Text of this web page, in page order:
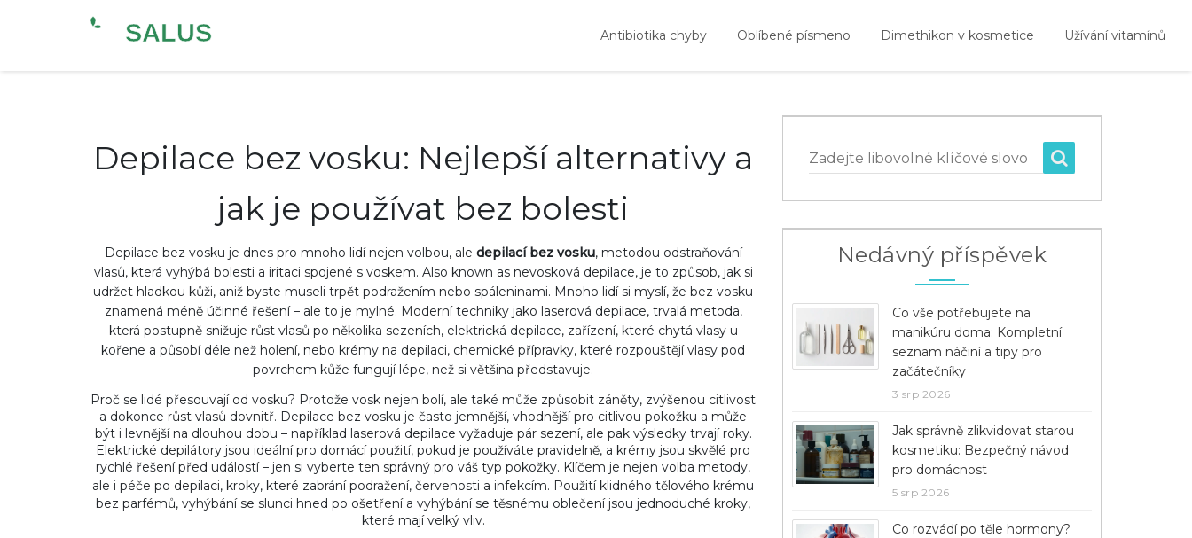
Antibiotika chyby Oblíbené písmeno Dimethikon v kosmetice Užívání vitamínů
Depilace bez vosku: Nejlepší alternativy a
jak je používat bez bolesti
Depilace bez vosku je dnes pro mnoho lidí nejen volbou, ale depilací bez vosku, metodou odstraňování
vlasů, která vyhýbá bolesti a iritaci spojené s voskem. Also known as nevosková depilace, je to způsob, jak si
udržet hladkou kůži, aniž byste museli trpět podražením nebo spáleninami. Mnoho lidí si myslí, že bez vosku
znamená méně účinné řešení – ale to je mylné. Moderní techniky jako laserová depilace, trvalá metoda,
která postupně snižuje růst vlasů po několika sezeních, elektrická depilace, zařízení, které chytá vlasy u
kořene a působí déle než holení, nebo krémy na depilaci, chemické přípravky, které rozpouštějí vlasy pod
povrchem kůže fungují lépe, než si většina představuje.
Proč se lidé přesouvají od vosku? Protože vosk nejen bolí, ale také může způsobit záněty, zvýšenou citlivost
a dokonce růst vlasů dovnitř. Depilace bez vosku je často jemnější, vhodnější pro citlivou pokožku a může
být i levnější na dlouhou dobu – například laserová depilace vyžaduje pár sezení, ale pak výsledky trvají roky.
Elektrické depilátory jsou ideální pro domácí použití, pokud je používáte pravidelně, a krémy jsou skvělé pro
rychlé řešení před událostí – jen si vyberte ten správný pro váš typ pokožky. Klíčem je nejen volba metody,
ale i péče po depilaci, kroky, které zabrání podražení, červenosti a infekcím. Použití klidného tělového krému
bez parfémů, vyhýbání se slunci hned po ošetření a vyhýbání se těsnému oblečení jsou jednoduché kroky,
které mají velký vliv.
Zadejte libovolné klíčové slovo
Nedávný příspěvek
Co vše potřebujete na
manikúru doma: Kompletní
seznam náčiní a tipy pro
začátečníky
3 srp 2026
Jak správně zlikvidovat starou
kosmetiku: Bezpečný návod
pro domácnost
5 srp 2026
Co rozvádí po těle hormony?